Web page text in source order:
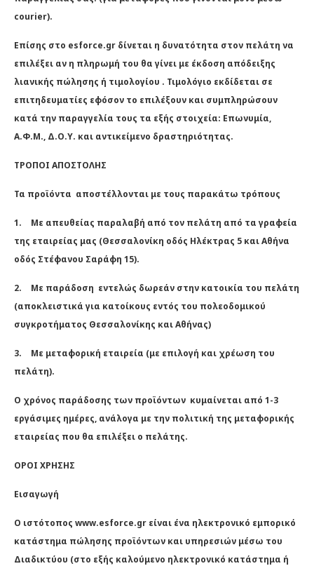
courier).
Επίσης στο esforce.gr δίνεται η δυνατότητα στον πελάτη να
επιλέξει αν η πληρωμή του θα γίνει με έκδοση απόδειξης
λιανικής πώλησης ή τιμολογίου . Τιμολόγιο εκδίδεται σε
επιτηδευματίες εφόσον το επιλέξουν και συμπληρώσουν
κατά την παραγγελία τους τα εξής στοιχεία: Επωνυμία,
Α.Φ.Μ., Δ.Ο.Υ. και αντικείμενο δραστηριότητας.
ΤΡΟΠΟΙ ΑΠΟΣΤΟΛΗΣ
Τα προϊόντα αποστέλλονται με τους παρακάτω τρόπους
1.
Με απευθείας παραλαβή από τον πελάτη από τα γραφεία
της εταιρείας μας (Θεσσαλονίκη οδός Ηλέκτρας 5 και Αθήνα
οδός Στέφανου Σαράφη 15).
2.
Με παράδοση εντελώς δωρεάν στην κατοικία του πελάτη
(αποκλειστικά για κατοίκους εντός του πολεοδομικού
συγκροτήματος Θεσσαλονίκης και Αθήνας)
3.
Με μεταφορική εταιρεία (με επιλογή και χρέωση του
πελάτη).
Ο χρόνος παράδοσης των προϊόντων κυμαίνεται από 1-3
εργάσιμες ημέρες, ανάλογα με την πολιτική της μεταφορικής
εταιρείας που θα επιλέξει ο πελάτης.
ΟΡΟΙ ΧΡΗΣΗΣ
Εισαγωγή
O ιστότοπος www.esforce.gr είναι ένα ηλεκτρονικό εμπορικό
κατάστημα πώλησης προϊόντων και υπηρεσιών μέσω του
Διαδικτύου (στο εξής καλούμενο ηλεκτρονικό κατάστημα ή